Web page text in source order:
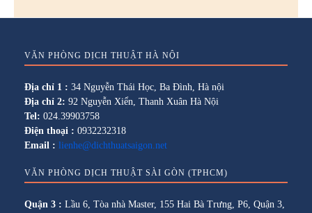
VĂN PHÒNG DỊCH THUẬT HÀ NỘI
Địa chỉ 1 : 34 Nguyễn Thái Học, Ba Đình, Hà nội
Địa chỉ 2: 92 Nguyễn Xiển, Thanh Xuân Hà Nội
Tel: 024.39903758
Điện thoại : 0932232318
Email : lienhe@dichthuatsaigon.net
VĂN PHÒNG DỊCH THUẬT SÀI GÒN (TPHCM)
Quận 3 : Lầu 6, Tòa nhà Master, 155 Hai Bà Trưng, P6, Quận 3,